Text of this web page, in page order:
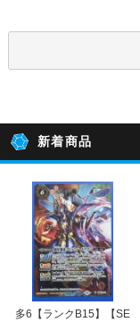
新着商品
多6【ランクB15】【SE